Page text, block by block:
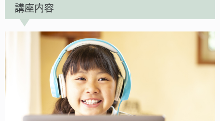
講座内容